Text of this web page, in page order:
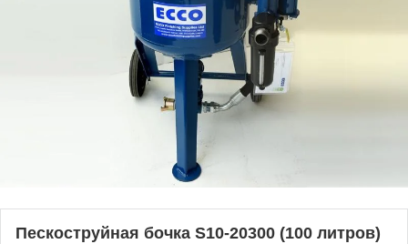
Пескоструйная бочка S10-20300 (100 литров)